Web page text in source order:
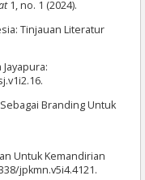
1, no. 1 (2024).
Tinjauan Literatur
Branding Untuk
Untuk Kemandirian
jpkmn.v5i4.4121.